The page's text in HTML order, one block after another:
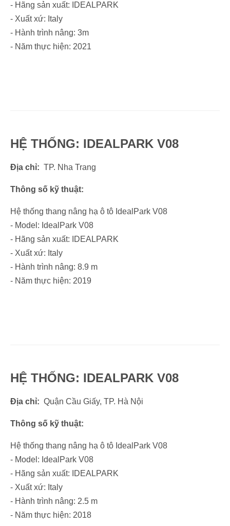
- Hãng sản xuất: IDEALPARK
- Xuất xứ: Italy
- Hành trình nâng: 3m
- Năm thực hiện: 2021
HỆ THỐNG: IDEALPARK V08
Địa chỉ: TP. Nha Trang
Thông số kỹ thuật:
Hệ thống thang nâng hạ ô tô IdealPark V08
- Model: IdealPark V08
- Hãng sản xuất: IDEALPARK
- Xuất xứ: Italy
- Hành trình nâng: 8.9 m
- Năm thực hiện: 2019
HỆ THỐNG: IDEALPARK V08
Địa chỉ: Quận Cầu Giấy, TP. Hà Nội
Thông số kỹ thuật:
Hệ thống thang nâng hạ ô tô IdealPark V08
- Model: IdealPark V08
- Hãng sản xuất: IDEALPARK
- Xuất xứ: Italy
- Hành trình nâng: 2.5 m
- Năm thực hiện: 2018